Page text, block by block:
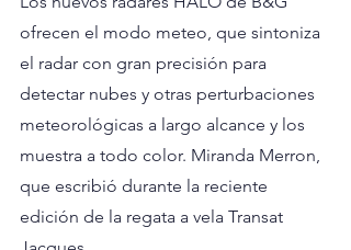
ofrecen el modo meteo, que sintoniza
el radar con gran precisión para
detectar nubes y otras perturbaciones
meteorológicas a largo alcance y los
muestra a todo color. Miranda Merron,
que escribió durante la reciente
edición de la regata a vela Transat